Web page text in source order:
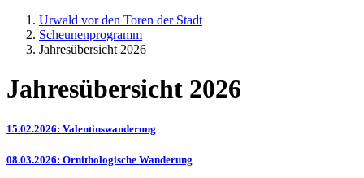
Urwald vor den Toren der Stadt
Scheunenprogramm
Jahresübersicht 2026
Jahresübersicht 2026
15.02.2026: Valentinswanderung
08.03.2026: Ornithologische Wanderung